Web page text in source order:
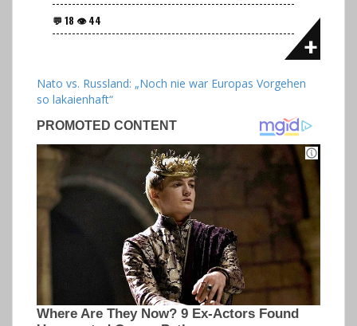
Nato vs. Russland: „Noch nie war Europas Vorgehen
so lakaienhaft“